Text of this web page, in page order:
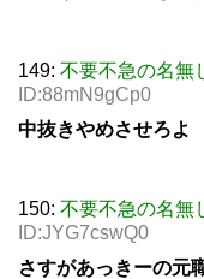
149: 不要不急の名無
ID:88mN9gCp0
中抜きやめさせろよ
150: 不要不急の名無
ID:JYG7cswQ0
さすがあっきーの元